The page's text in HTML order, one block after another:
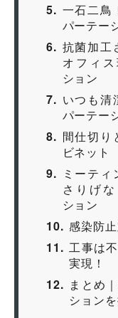
5
一石二鳥
パーテー
6
抗菌加工
オフィ
ション
7
いつも清
パーテー
8
間仕切り
ビネット
9
ミーテ
さりげ
ション
10 感染防
11
工事は
実現！
12
まとめ
ション